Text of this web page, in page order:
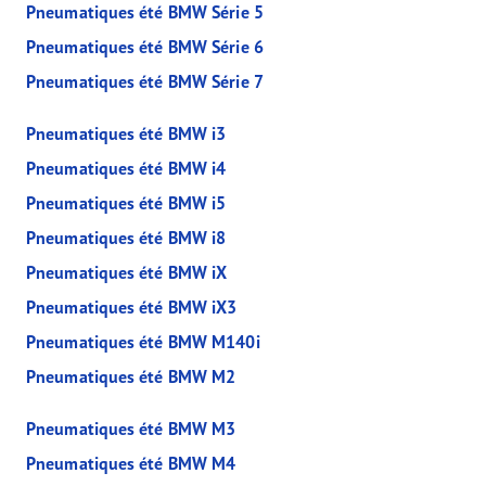
Pneumatiques été BMW Série 5
Pneumatiques été BMW Série 6
Pneumatiques été BMW Série 7
Pneumatiques été BMW i3
Pneumatiques été BMW i4
Pneumatiques été BMW i5
Pneumatiques été BMW i8
Pneumatiques été BMW iX
Pneumatiques été BMW iX3
Pneumatiques été BMW M140i
Pneumatiques été BMW M2
Pneumatiques été BMW M3
Pneumatiques été BMW M4